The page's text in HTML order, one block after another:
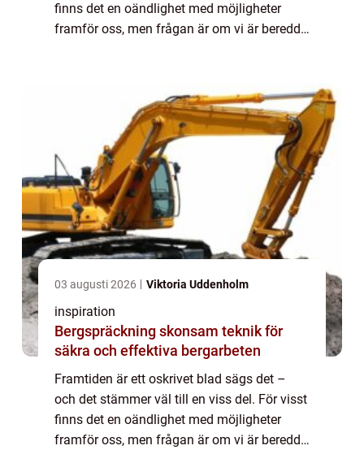
finns det en oändlighet med möjligheter
framför oss, men frågan är om vi är beredda
03 augusti 2026 Viktoria Uddenholm
inspiration
Bergspräckning skonsam teknik för
säkra och effektiva bergarbeten
Framtiden är ett oskrivet blad sägs det –
och det stämmer väl till en viss del. För visst
finns det en oändlighet med möjligheter
framför oss, men frågan är om vi är beredda